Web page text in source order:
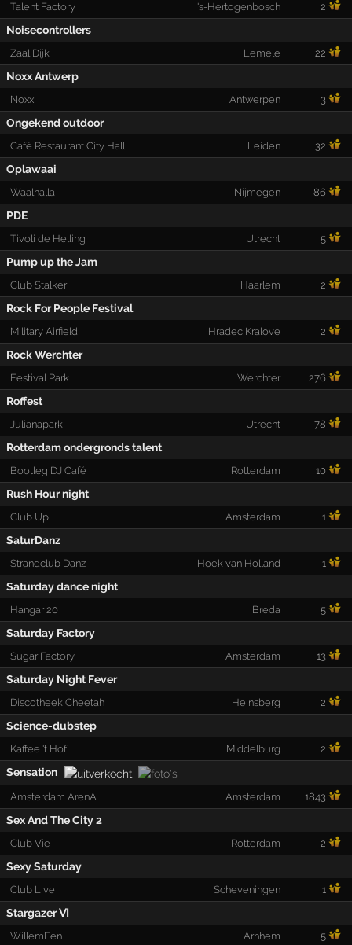
Talent Factory 's-Hertogenbosch 2
Noisecontrollers
Zaal Dijk Lemele 22
Noxx Antwerp
Noxx Antwerpen 3
Ongekend outdoor
Café Restaurant City Hall Leiden 32
Oplawaai
Waalhalla Nijmegen 86
PDE
Tivoli de Helling Utrecht 5
Pump up the Jam
Club Stalker Haarlem 2
Rock For People Festival
Military Airfield Hradec Kralove 2
Rock Werchter
Festival Park Werchter 276
Roffest
Julianapark Utrecht 78
Rotterdam ondergronds talent
Bootleg DJ Café Rotterdam 10
Rush Hour night
Club Up Amsterdam 1
SaturDanz
Strandclub Danz Hoek van Holland 1
Saturday dance night
Hangar 20 Breda 5
Saturday Factory
Sugar Factory Amsterdam 13
Saturday Night Fever
Discotheek Cheetah Heinsberg 2
Science-dubstep
Kaffee 't Hof Middelburg 2
Sensation
Amsterdam ArenA Amsterdam 1843
Sex And The City 2
Club Vie Rotterdam 2
Sexy Saturday
Club Live Scheveningen 1
Stargazer Ⅵ
WillemEen Arnhem 5